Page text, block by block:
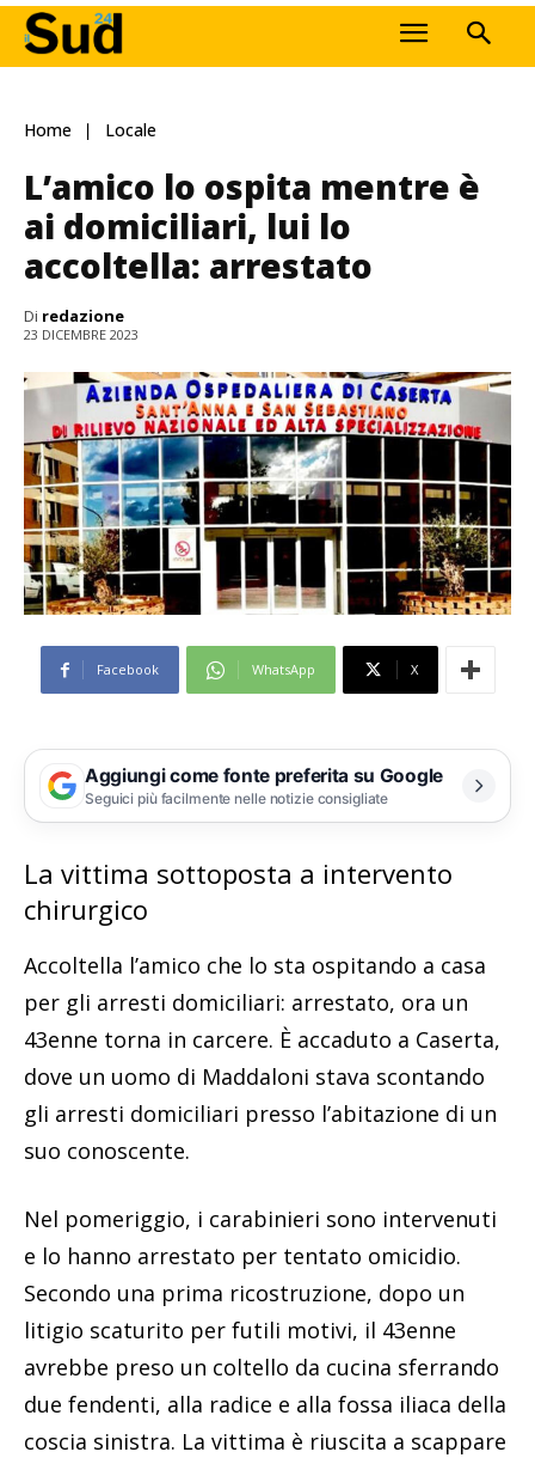
Home Locale
L’amico lo ospita mentre è
ai domiciliari, lui lo
accoltella: arrestato
Di redazione
23 DICEMBRE 2023
Facebook WhatsApp X
Aggiungi come fonte preferita su Google
Seguici più facilmente nelle notizie consigliate
La vittima sottoposta a intervento
chirurgico
Accoltella l’amico che lo sta ospitando a casa
per gli arresti domiciliari: arrestato, ora un
43enne torna in carcere. È accaduto a Caserta,
dove un uomo di Maddaloni stava scontando
gli arresti domiciliari presso l’abitazione di un
suo conoscente.
Nel pomeriggio, i carabinieri sono intervenuti
e lo hanno arrestato per tentato omicidio.
Secondo una prima ricostruzione, dopo un
litigio scaturito per futili motivi, il 43enne
avrebbe preso un coltello da cucina sferrando
due fendenti, alla radice e alla fossa iliaca della
coscia sinistra. La vittima è riuscita a scappare